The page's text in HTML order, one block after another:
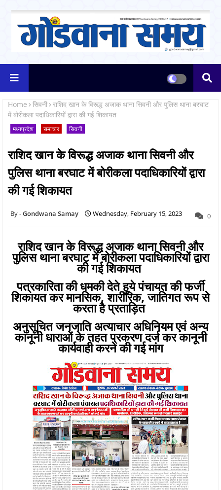
Home सिवनी राशिद खान के विरूद्ध अजाक थाना सिवनी और पुलिस थाना बरघाट
में बोरीकला पदाधिकारियों द्वारा की गई शिकायत
मध्यप्रदेश समाचार सिवनी
राशिद खान के विरूद्ध अजाक थाना सिवनी और
पुलिस थाना बरघाट में बोरीकला पदाधिकारियों द्वारा
की गई शिकायत
Gondwana Samay Wednesday, February 15, 2023 0
राशिद खान के विरूद्ध अजाक थाना सिवनी और
पुलिस थाना बरघाट में बोरीकला पदाधिकारियों द्वारा
की गई शिकायत
पत्रकारिता की धमकी देते हुये पंचायत की फर्जी
शिकायत कर मानसिक, शारीरिक, जातिगत रूप से
करता है प्रताड़ित
अनुसूचित जनजाति अत्याचार अधिनियम एवं अन्य
कानूनी धाराओं के तहत प्रकरण दर्ज कर कानूनी
कार्यवाही करने की गई मांग